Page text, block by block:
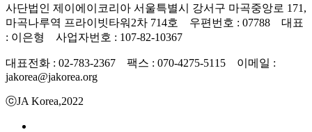
사단법인 제이에이코리아 서울특별시 강서구 마곡중앙로 171,
마곡나루역 프라이빗타워2차 714호 우편번호 : 07788 대표
: 이은형 사업자번호 : 107-82-10367
대표전화 : 02-783-2367 팩스 : 070-4275-5115 이메일 :
jakorea@jakorea.org
ⓒJA Korea,2022